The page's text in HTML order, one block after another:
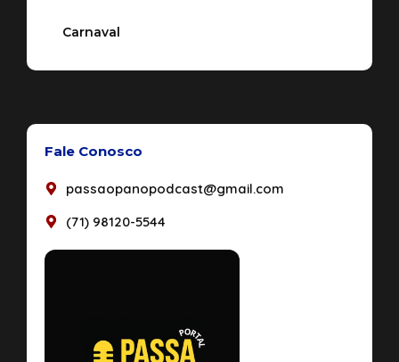
Carnaval
Fale Conosco
passaopanopodcast@gmail.com
(71) 98120-5544